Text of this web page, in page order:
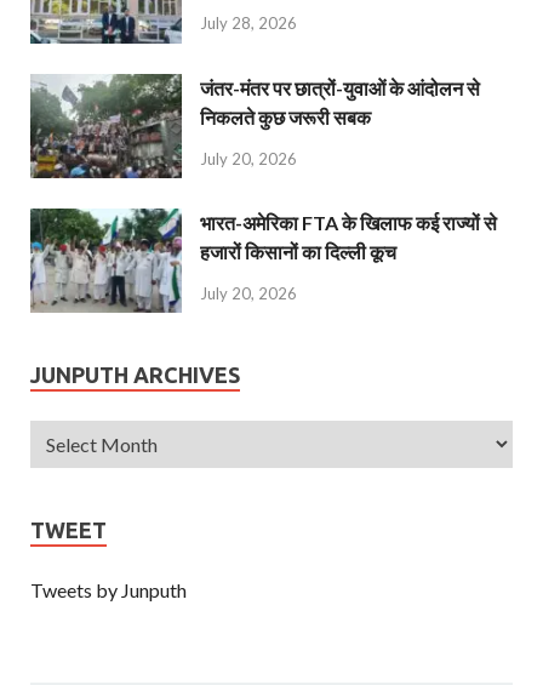
July 28, 2026
जंतर-मंतर पर छात्रों-युवाओं के आंदोलन से
निकलते कुछ जरूरी सबक
July 20, 2026
भारत-अमेरिका FTA के खिलाफ कई राज्यों से
हजारों किसानों का दिल्ली कूच
July 20, 2026
JUNPUTH ARCHIVES
TWEET
Tweets by Junputh